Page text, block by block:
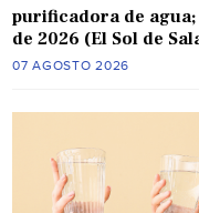
purificadora de
de 2026 (El Sol de
07 AGOSTO 2026